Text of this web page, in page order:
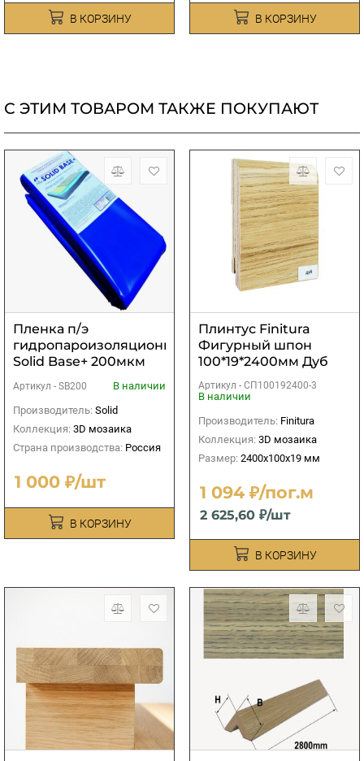
В КОРЗИНУ В КОРЗИНУ
С ЭТИМ ТОВАРОМ ТАКЖЕ ПОКУПАЮТ
Пленка п/э
гидропароизоляционная
Solid Base+ 200мкм
Артикул - SB200
В наличии
Производитель: Solid
Коллекция: 3D мозаика
Страна производства: Россия
1 000 ₽/шт
В КОРЗИНУ
Плинтус Finitura
Фигурный шпон
100*19*2400мм Дуб
без покрытия( под
тонировку)
Артикул - СП100192400-3
В наличии
Производитель: Finitura
Коллекция: 3D мозаика
Размер: 2400х100х19 мм
1 094 ₽/пог.м
2 625,60 ₽/шт
В КОРЗИНУ